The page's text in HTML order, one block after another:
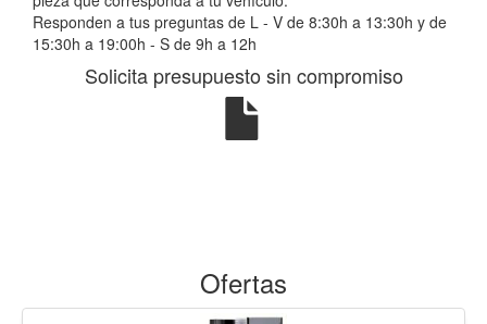
Responden a tus preguntas de L - V de 8:30h a 13:30h y de
15:30h a 19:00h - S de 9h a 12h
Solicita presupuesto sin compromiso
Ofertas